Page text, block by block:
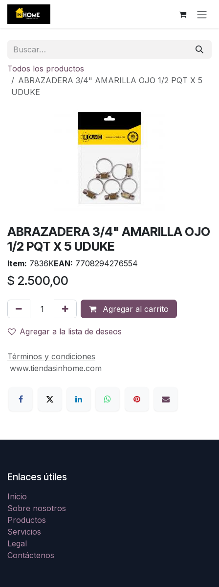
Ir al contenido
Todos los productos
ABRAZADERA 3/4" AMARILLA OJO 1/2 PQT X 5
UDUKE
ABRAZADERA 3/4" AMARILLA OJO
1/2 PQT X 5 UDUKE
Item: 7836KEAN: 7708294276554
$ 2.500,00
Agregar al carrito
Agregar a la lista de deseos
Términos y condiciones
www.tiendasinhome.com
Enlaces útiles
Inicio
Sobre nosotros
Productos
Servicios
Legal
Contáctenos